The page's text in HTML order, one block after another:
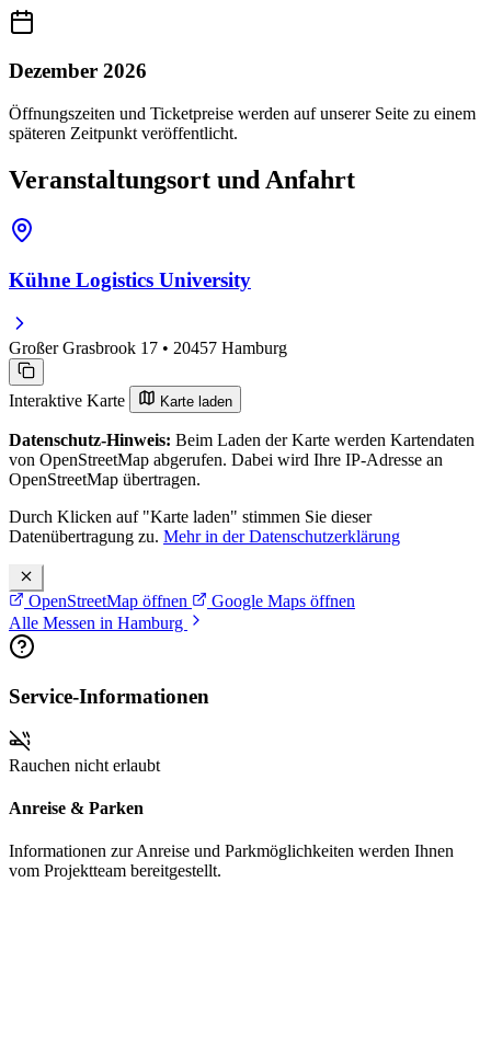
Dezember 2026
Öffnungszeiten und Ticketpreise werden auf unserer Seite zu einem
späteren Zeitpunkt veröffentlicht.
Veranstaltungsort und Anfahrt
Kühne Logistics University
Großer Grasbrook 17 • 20457 Hamburg
Interaktive Karte Karte laden
Datenschutz-Hinweis: Beim Laden der Karte werden Kartendaten
von OpenStreetMap abgerufen. Dabei wird Ihre IP-Adresse an
OpenStreetMap übertragen.
Durch Klicken auf "Karte laden" stimmen Sie dieser
Datenübertragung zu. Mehr in der Datenschutzerklärung
OpenStreetMap öffnen
Google Maps öffnen
Alle Messen in Hamburg
Service-Informationen
Rauchen nicht erlaubt
Anreise & Parken
Informationen zur Anreise und Parkmöglichkeiten werden Ihnen
vom Projektteam bereitgestellt.